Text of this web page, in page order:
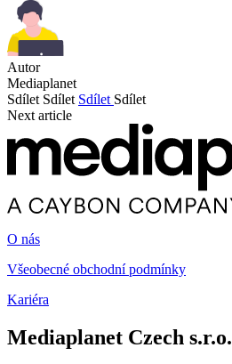
Autor
Mediaplanet
Sdílet Sdílet Sdílet Sdílet
Next article
O nás
Všeobecné obchodní podmínky
Kariéra
Mediaplanet Czech s.r.o.